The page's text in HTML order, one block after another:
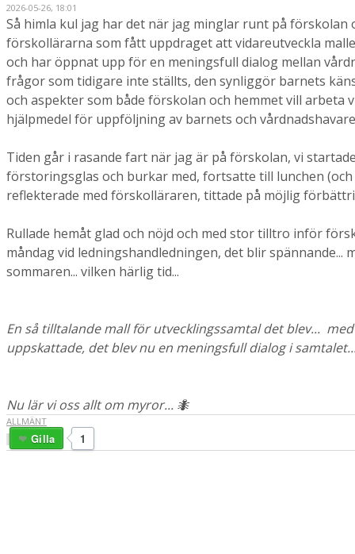
2026-05-26, 18:01
Så himla kul jag har det när jag minglar runt på förskolan
förskollärarna som fått uppdraget att vidareutveckla
och har öppnat upp för en meningsfull dialog mellan
frågor som tidigare inte ställts, den synliggör barnets
och aspekter som både förskolan och hemmet vill
hjälpmedel för uppföljning av barnets och
Tiden går i rasande fart när jag är på förskolan, vi
förstoringsglas och burkar med, fortsatte till lunchen
reflekterade med förskolläraren, tittade på möjlig
Rullade hemåt glad och nöjd och med stor tilltro inför
måndag vid ledningshandledningen, det blir
sommaren... vilken härlig tid...
En så tilltalande mall för utvecklingssamtal det blev...
uppskattade, det blev nu en meningsfull dialog i
Nu lär vi oss allt om myror... 🐜
ALLMÄNT
1
Gilla